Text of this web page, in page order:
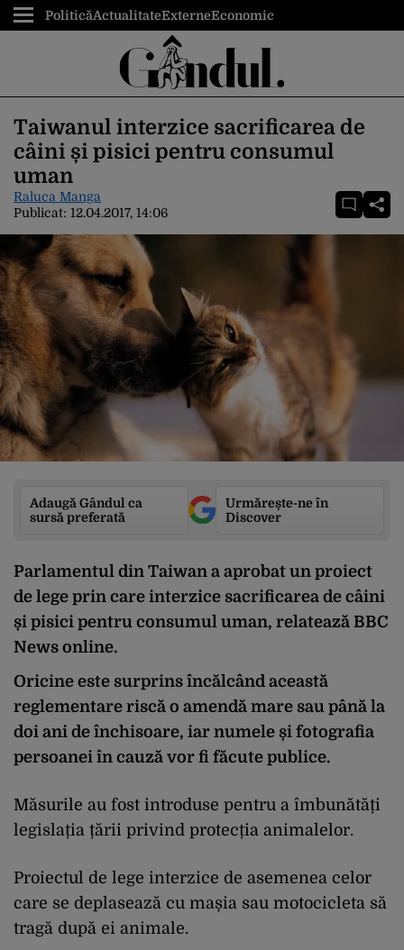
PoliticăActualitateExterneEconomic
Taiwanul interzice sacrificarea de
câini și pisici pentru consumul
uman
Raluca Manga
Publicat: 12.04.2017, 14:06
Adaugă Gândul ca
sursă preferată
Urmărește-ne în
Discover
Parlamentul din Taiwan a aprobat un proiect
de lege prin care interzice sacrificarea de câini
și pisici pentru consumul uman, relatează BBC
News online.
Oricine este surprins încălcând această
reglementare riscă o amendă mare sau până la
doi ani de închisoare, iar numele și fotografia
persoanei în cauză vor fi făcute publice.
Măsurile au fost introduse pentru a îmbunătăți
legislația țării privind protecția animalelor.
Proiectul de lege interzice de asemenea celor
care se deplasează cu mașia sau motocicleta să
tragă după ei animale.